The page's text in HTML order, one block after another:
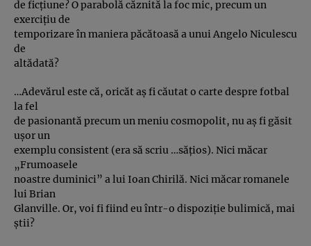
de ficţiune? O parabolă căznită la foc mic, precum un
exerciţiu de
temporizare în maniera păcătoasă a unui Angelo Niculescu
de
altădată?
…Adevărul este că, oricăt aş fi căutat o carte despre fotbal
la fel
de pasionantă precum un meniu cosmopolit, nu aş fi găsit
uşor un
exemplu consistent (era să scriu …săţios). Nici măcar
„Frumoasele
noastre duminici” a lui Ioan Chirilă. Nici măcar romanele
lui Brian
Glanville. Or, voi fi fiind eu într-o dispoziţie bulimică, mai
ştii?